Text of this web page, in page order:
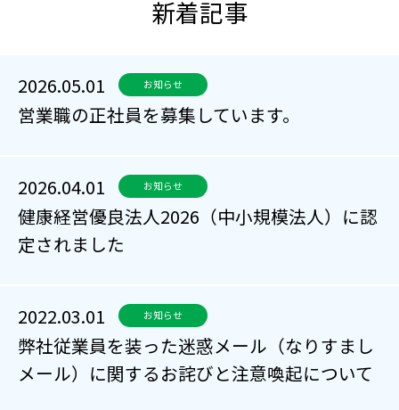
新着記事
2026.05.01 お知らせ
営業職の正社員を募集しています。
2026.04.01 お知らせ
健康経営優良法人2026（中小規模法人）に認
定されました
2022.03.01 お知らせ
弊社従業員を装った迷惑メール（なりすまし
メール）に関するお詫びと注意喚起について